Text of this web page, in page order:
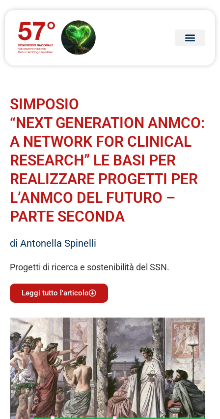
SIMPOSIO
“NEXT GENERATION ANMCO:
A NETWORK FOR CLINICAL
RESEARCH” LE BASI PER
REALIZZARE PROGETTI PER
L’ANMCO DEL FUTURO –
PARTE SECONDA
di Antonella Spinelli
Progetti di ricerca e sostenibilità del SSN.
Leggi tutto l'articolo